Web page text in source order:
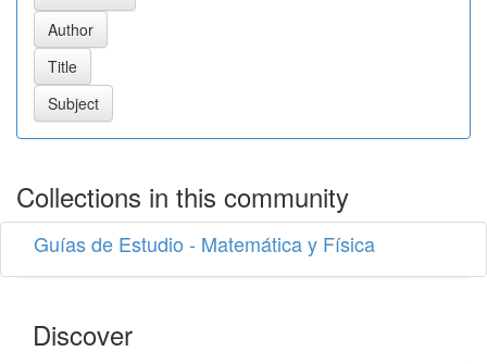
Collections in this community
Guías de Estudio - Matemática y Física
Discover